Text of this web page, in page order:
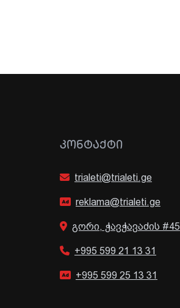
ᲙᲝᲜᲢᲐᲥᲢᲘ
trialeti@trialeti.ge
reklama@trialeti.ge
გორი, ჭავჭავაძის #45
+995 599 21 13 31
+995 599 25 13 31